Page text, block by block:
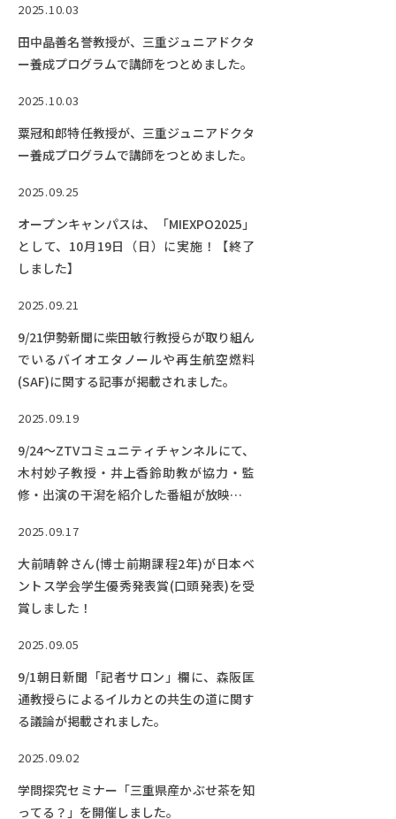
2025.10.03
田中晶善名誉教授が、三重ジュニアドクタ
ー養成プログラムで講師をつとめました。
2025.10.03
粟冠和郎特任教授が、三重ジュニアドクタ
ー養成プログラムで講師をつとめました。
2025.09.25
オープンキャンパスは、「MIEXPO2025」
として、10月19日（日）に実施！【終了
しました】
2025.09.21
9/21伊勢新聞に柴田敏行教授らが取り組ん
でいるバイオエタノールや再生航空燃料
(SAF)に関する記事が掲載されました。
2025.09.19
9/24～ZTVコミュニティチャンネルにて、
木村妙子教授・井上香鈴助教が協力・監
修・出演の干潟を紹介した番組が放映され
2025.09.17
大前晴幹さん(博士前期課程2年)が日本ベ
ントス学会学生優秀発表賞(口頭発表)を受
賞しました！
2025.09.05
9/1朝日新聞「記者サロン」欄に、森阪匡
通教授らによるイルカとの共生の道に関す
る議論が掲載されました。
2025.09.02
学問探究セミナー「三重県産かぶせ茶を知
ってる？」を開催しました。